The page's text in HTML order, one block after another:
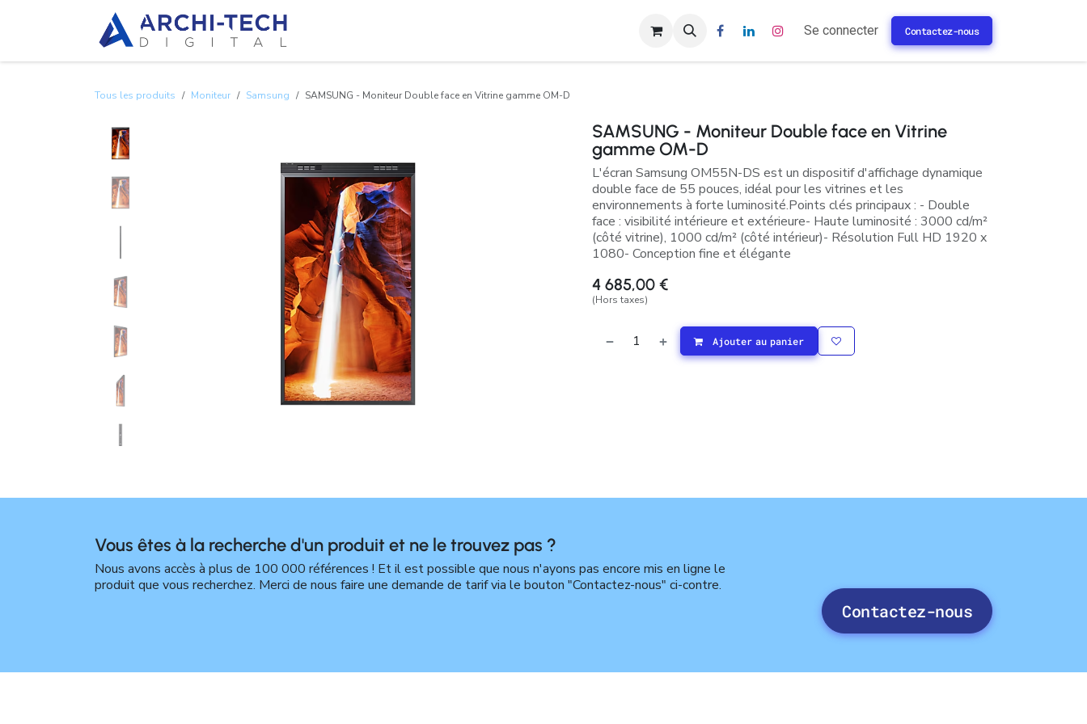
Rendez-vous Se connecter Contactez-nous
Tous les produits Moniteur Samsung SAMSUNG - Moniteur Double face en Vitrine gamme OM-D
SAMSUNG - Moniteur Double face en Vitrine
gamme OM-D
​L'écran Samsung OM55N-DS est un dispositif d'affichage dynamique
double face de 55 pouces, idéal pour les vitrines et les
environnements à forte luminosité.​ Points clés principaux : - Double
face : visibilité intérieure et extérieure​ - Haute luminosité : 3000 cd/m²
(côté vitrine), 1000 cd/m² (côté intérieur)​ - Résolution Full HD 1920 x
1080​ - Conception fine et élégante
4 685,00 €
(Hors taxes)
Ajouter au panier
Vous êtes à la recherche d'un produit et ne le trouvez pas ?
Nous avons accès à plus de 100 000 références ! Et il est possible que nous n'ayons pas encore mis en ligne le
produit que vous recherchez. Merci de nous faire une demande de tarif via le bouton "Contactez-nous" ci-contre.
Contactez-nous